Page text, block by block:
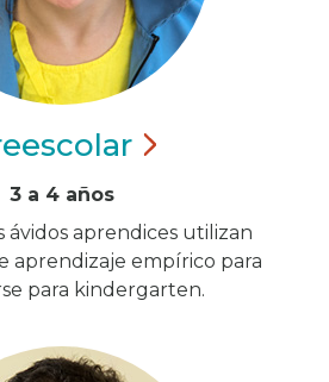
3 a 4 años
ávidos aprendices utilizan
aprendizaje empírico para
para kindergarten.